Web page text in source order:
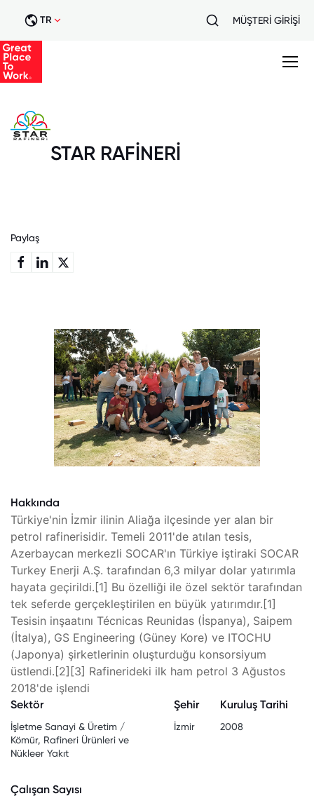
TR MÜŞTERİ GİRİŞİ
STAR RAFİNERİ
Paylaş
Hakkında
Türkiye'nin İzmir ilinin Aliağa ilçesinde yer alan bir
petrol rafinerisidir. Temeli 2011'de atılan tesis,
Azerbaycan merkezli SOCAR'ın Türkiye iştiraki SOCAR
Turkey Enerji A.Ş. tarafından 6,3 milyar dolar yatırımla
hayata geçirildi.[1] Bu özelliği ile özel sektör tarafından
tek seferde gerçekleştirilen en büyük yatırımdır.[1]
Tesisin inşaatını Técnicas Reunidas (İspanya), Saipem
(İtalya), GS Engineering (Güney Kore) ve ITOCHU
(Japonya) şirketlerinin oluşturduğu konsorsiyum
üstlendi.[2][3] Rafinerideki ilk ham petrol 3 Ağustos
2018'de işlendi
Sektör
İşletme Sanayi & Üretim /
Kömür, Rafineri Ürünleri ve
Nükleer Yakıt
Şehir
İzmir
Kuruluş Tarihi
2008
Çalışan Sayısı